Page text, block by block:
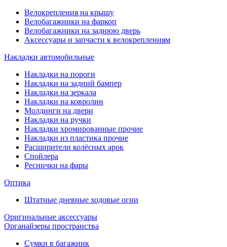
Велокрепления на крышу
Велобагажники на фаркоп
Велобагажники на заднюю дверь
Аксессуары и запчасти к велокреплениям
Накладки автомобильные
Накладки на пороги
Накладки на задний бампер
Накладки на зеркала
Накладки на ковролин
Молдинги на двери
Накладки на ручки
Накладки хромированные прочие
Накладки из пластика прочие
Расширители колёсных арок
Спойлера
Реснички на фары
Оптика
Штатные дневные ходовые огни
Оригинальные аксессуары
Органайзеры пространства
Сумки в багажник